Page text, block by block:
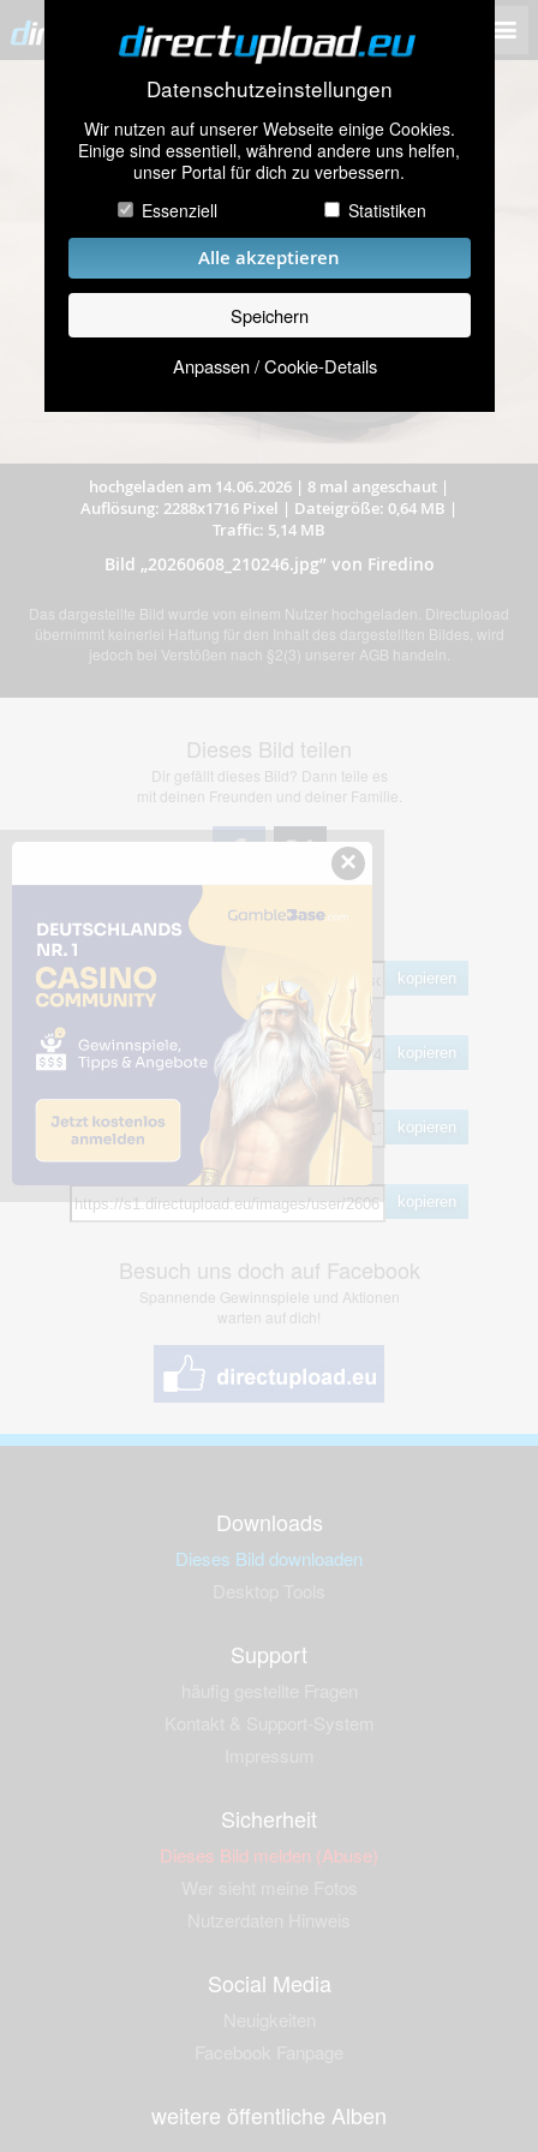
Datenschutzeinstellungen
Wir nutzen auf unserer Webseite einige Cookies.
Einige sind essentiell, während andere uns helfen,
unser Portal für dich zu verbessern.
Essenziell
Statistiken
Alle akzeptieren
Speichern
Anpassen / Cookie-Details
hochgeladen am 14.06.2026 | 8 mal angeschaut |
Auflösung: 2288x1716 Pixel | Dateigröße: 0,64 MB |
Traffic: 5,14 MB
Bild „20260608_210246.jpg” von Firedino
Das dargestellte Bild wurde von einem Nutzer hochgeladen. Directupload
übernimmt keinerlei Haftung für den Inhalt des dargestellten Bildes, wird
jedoch bei Verstößen nach §2(3) unserer AGB handeln.
Dieses Bild teilen
Dir gefällt dieses Bild? Dann teile es
mit deinen Freunden und deiner Familie.
Share Links
kopieren
HTML
kopieren
BB Code
kopieren
kopieren
Besuch uns doch auf Facebook
Spannende Gewinnspiele und Aktionen
warten auf dich!
Downloads
Dieses Bild downloaden
Support
Sicherheit
Dieses Bild melden (Abuse)
Social Media
weitere öffentliche Alben
×